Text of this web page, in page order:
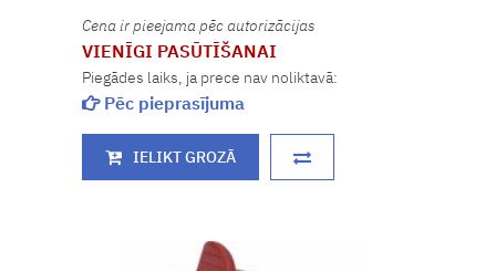
Cena ir pieejama pēc autorizācijas
VIENĪGI PASŪTĪŠANAI
Piegādes laiks, ja prece nav noliktavā:
Pēc pieprasījuma
IELIKT GROZĀ